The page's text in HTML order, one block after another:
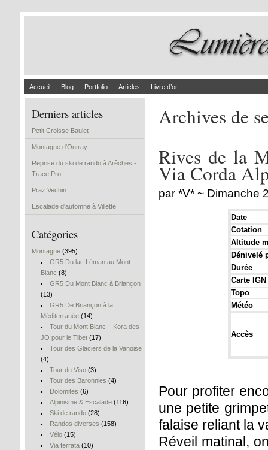
Accueil Blog Portfolio Articles Livre d’or
Derniers articles
Petit Croisse Baulet
Montagne d'Outray
Reprise du ski de rando à Arêches -
Trace Pro
Praz Vechin
Escalade d'automne à Villette
Catégories
Montagne (395)
GR5 Du lac Léman au Mont
Blanc (8)
GR5 Du Mont Blanc à Briançon
(13)
GR5 De Briançon à la
Méditerranée (14)
Tour du Mont Blanc – Kora des
JO pour le Tibet (17)
Tour des Glaciers de la Vanoise
(4)
Tour du Viso(3)
Tour des Baronnies (4)
Dolomites (6)
Alpinisme & Escalade(116)
Ski de rando(28)
Randos diverses (158)
Vélo(15)
Via ferrata(10)
Archives de
Rives de la
Via Corda
par *V* ~ Dimanche
Date
Cotation
Altitude
Dénivelé
Durée
Carte IGN
Topo
Météo
Accès
Pour profiter
une petite
falaise reliant la
Réveil matinal,